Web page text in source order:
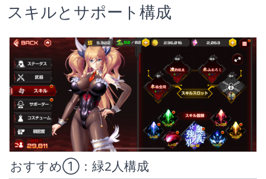
スキルとサポート構成
おすすめ①：緑2人構成